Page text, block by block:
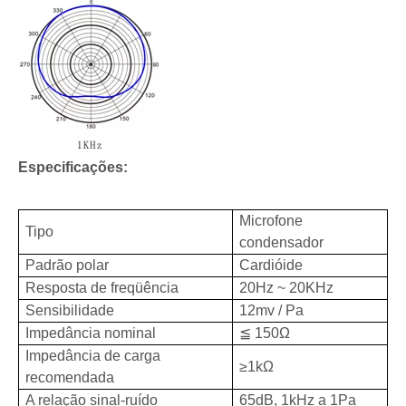
Especificações:
Tipo
Microfone
condensador
Padrão polar
Cardióide
Resposta de freqüência
20Hz ~ 20KHz
Sensibilidade
12mv / Pa
Impedância nominal
≦ 150Ω
Impedância de carga
recomendada
≥1kΩ
A relação sinal-ruído 65dB, 1kHz a 1Pa